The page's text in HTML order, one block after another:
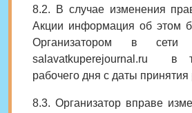
8.2. В случае изменения
Акции информация об этом
Организатором в сети
salavatkuperejournal.ru
в
рабочего дня с даты
8.3. Организатор вправе